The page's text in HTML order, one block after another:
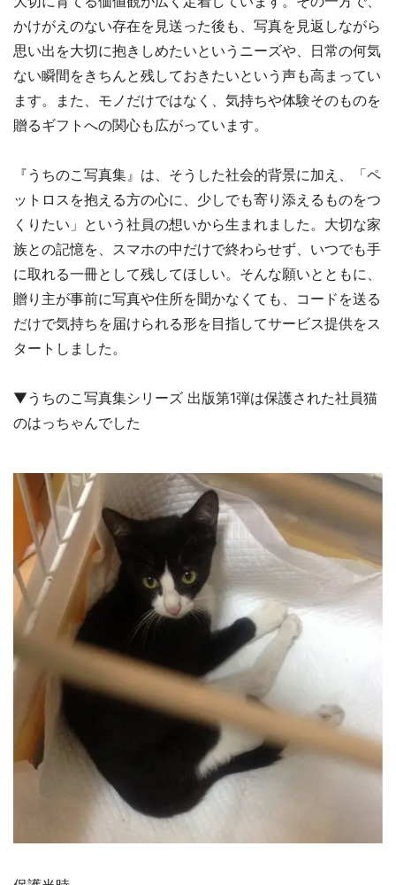
かけがえのない存在を見送った後も、写真を見返しながら
思い出を大切に抱きしめたいというニーズや、日常の何気
ない瞬間をきちんと残しておきたいという声も高まってい
ます。また、モノだけではなく、気持ちや体験そのものを
贈るギフトへの関心も広がっています。
『うちのこ写真集』は、そうした社会的背景に加え、「ペ
ットロスを抱える方の心に、少しでも寄り添えるものをつ
くりたい」という社員の想いから生まれました。大切な家
族との記憶を、スマホの中だけで終わらせず、いつでも手
に取れる一冊として残してほしい。そんな願いとともに、
贈り主が事前に写真や住所を聞かなくても、コードを送る
だけで気持ちを届けられる形を目指してサービス提供をス
タートしました。
▼うちのこ写真集シリーズ 出版第1弾は保護された社員猫
のはっちゃんでした